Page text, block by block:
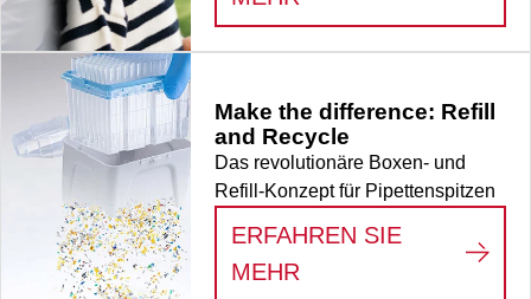
Make the difference: Refill
and Recycle
Das revolutionäre Boxen- und
Refill-Konzept für Pipettenspitzen
ERFAHREN SIE
MEHR
MAKE THE